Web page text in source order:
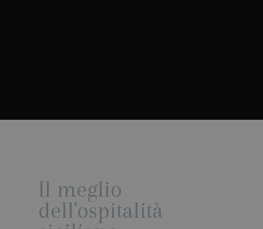
Il meglio
dell'ospitalità